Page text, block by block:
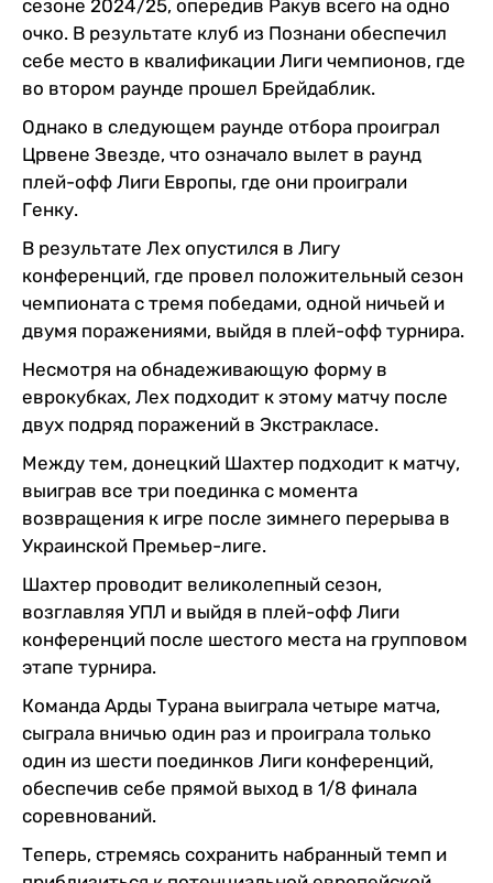
сезоне 2024/25, опередив Ракув всего на одно
очко. В результате клуб из Познани обеспечил
себе место в квалификации Лиги чемпионов, где
во втором раунде прошел Брейдаблик.
Однако в следующем раунде отбора проиграл
Црвене Звезде, что означало вылет в раунд
плей-офф Лиги Европы, где они проиграли
Генку.
В результате Лех опустился в Лигу
конференций, где провел положительный сезон
чемпионата с тремя победами, одной ничьей и
двумя поражениями, выйдя в плей-офф турнира.
Несмотря на обнадеживающую форму в
еврокубках, Лех подходит к этому матчу после
двух подряд поражений в Экстракласе.
Между тем, донецкий Шахтер подходит к матчу,
выиграв все три поединка с момента
возвращения к игре после зимнего перерыва в
Украинской Премьер-лиге.
Шахтер проводит великолепный сезон,
возглавляя УПЛ и выйдя в плей-офф Лиги
конференций после шестого места на групповом
этапе турнира.
Команда Арды Турана выиграла четыре матча,
сыграла вничью один раз и проиграла только
один из шести поединков Лиги конференций,
обеспечив себе прямой выход в 1/8 финала
соревнований.
Теперь, стремясь сохранить набранный темп и